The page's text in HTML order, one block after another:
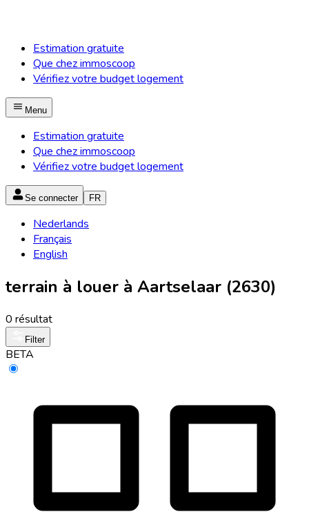
Estimation gratuite
Que chez immoscoop
Vérifiez votre budget logement
Menu
Estimation gratuite
Que chez immoscoop
Vérifiez votre budget logement
Se connecter FR
Nederlands
Français
English
terrain à louer à Aartselaar (2630)
0 résultat
Filter
BETA